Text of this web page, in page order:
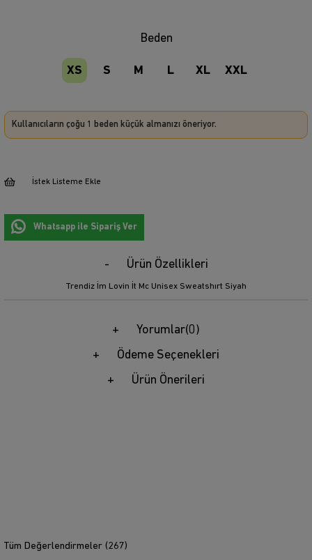
Beden
XS S M L XL XXL
Kullanıcıların çoğu 1 beden küçük almanızı öneriyor.
İstek Listeme Ekle
Whatsapp ile Sipariş Ver
Ürün Özellikleri
Trendiz İm Lovin İt Mc Unisex Sweatshırt Siyah
Yorumlar(0)
Ödeme Seçenekleri
Ürün Önerileri
Tüm Değerlendirmeler (267)